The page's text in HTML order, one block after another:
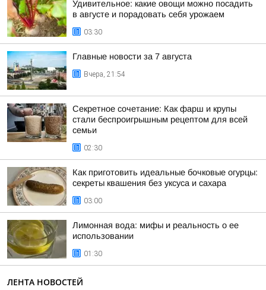
Удивительное: какие овощи можно посадить
в августе и порадовать себя урожаем
03:30
Главные новости за 7 августа
Вчера, 21:54
Секретное сочетание: Как фарш и крупы
стали беспроигрышным рецептом для всей
семьи
02:30
Как приготовить идеальные бочковые огурцы:
секреты квашения без уксуса и сахара
03:00
Лимонная вода: мифы и реальность о ее
использовании
01:30
ЛЕНТА НОВОСТЕЙ